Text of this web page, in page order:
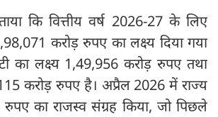
कि वित्तीय वर्ष 2026-27 के लिए
करोड़ रुपए का लक्ष्य दिया गया
का लक्ष्य 1,49,956 करोड़ रुपए तथा
करोड़ रुपए है। अप्रैल 2026 में राज्य
का राजस्व संग्रह किया, जो पिछले